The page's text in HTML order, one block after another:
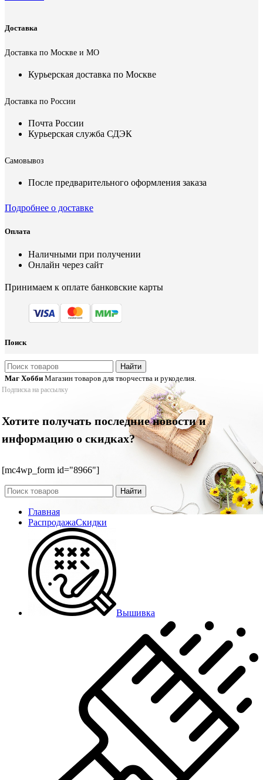
Доставка
Доставка по Москве и МО
Курьерская доставка по Москве
Доставка по России
Почта России
Курьерская служба СДЭК
Самовывоз
После предварительного оформления заказа
Подробнее о доставке
Оплата
Наличными при получении
Онлайн через сайт
Принимаем к оплате банковские карты
Поиск
Найти
Маг Хобби Магазин товаров для творчества и рукоделия.
Подписка на рассылку
Хотите получать последние новости и
информацию о скидках?
[mc4wp_form id="8966"]
Найти
Главная
РаспродажаСкидки
Вышивка